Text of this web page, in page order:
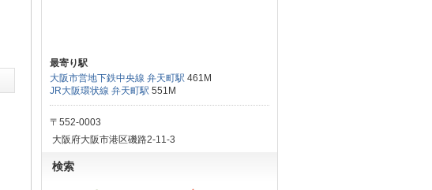
最寄り駅
大阪市営地下鉄中央線 弁天町駅 461M
JR大阪環状線 弁天町駅 551M
〒552-0003
大阪府大阪市港区磯路2-11-3
検索